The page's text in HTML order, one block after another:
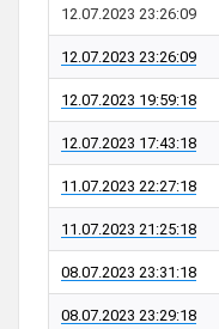
12.07.2023 23:26:09
12.07.2023 23:26:09
12.07.2023 19:59:18
12.07.2023 17:43:18
11.07.2023 22:27:18
11.07.2023 21:25:18
08.07.2023 23:31:18
08.07.2023 23:29:18